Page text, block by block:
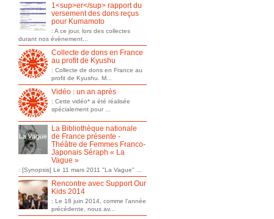
1<sup>er</sup> rapport du
versement des dons reçus
pour Kumamoto
: A ce jour, lors des collectes
durant nos évènement...
Collecte de dons en France
au profit de Kyushu
: Collecte de dons en France au
profit de Kyushu. M...
Vidéo : un an après
: Cette vidéo* a été réalisée
spécialement pour ...
La Bibliothèque nationale
de France présente -
Théâtre de Femmes Franco-
Japonais Séraph « La
Vague »
: [Synopsis] Le 11 mars 2011 "La Vague" ...
Rencontre avec Support Our
Kids 2014
: Le 18 juin 2014, comme l'année
précédente, nous av...